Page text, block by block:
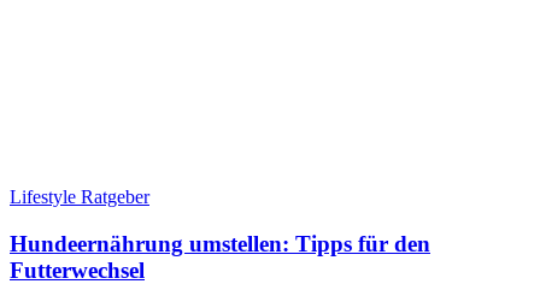
Lifestyle Ratgeber
Hundeernährung umstellen: Tipps für den
Futterwechsel